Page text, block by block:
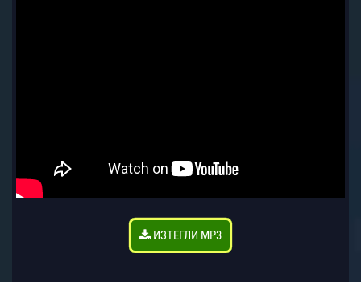
ИЗТЕГЛИ MP3